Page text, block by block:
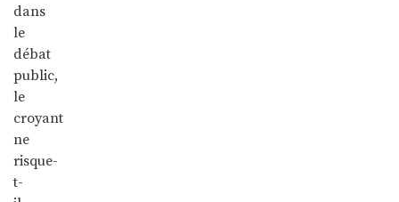
dans
le
débat
public,
le
croyant
ne
risque-
t-